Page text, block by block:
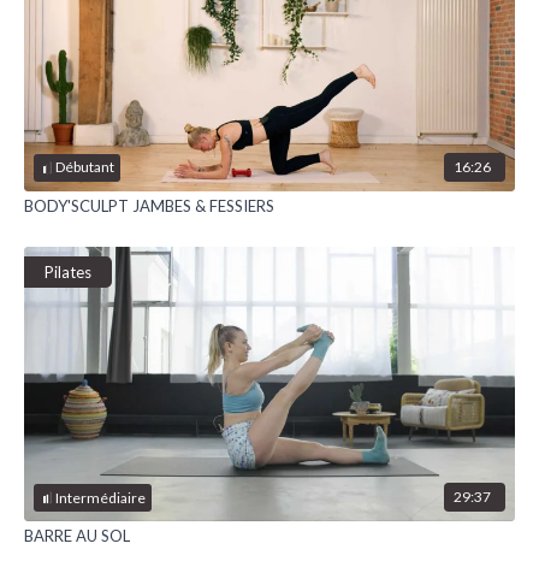
Débutant 16:26
BODY'SCULPT JAMBES & FESSIERS
Intermédiaire
Pilates
29:37
BARRE AU SOL